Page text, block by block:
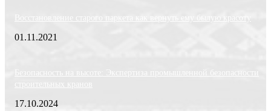
Восстановление старого паркета как вернуть ему былую красоту
01.11.2021
Безопасность на высоте: Экспертиза промышленной безопасности
строительных кранов
17.10.2024